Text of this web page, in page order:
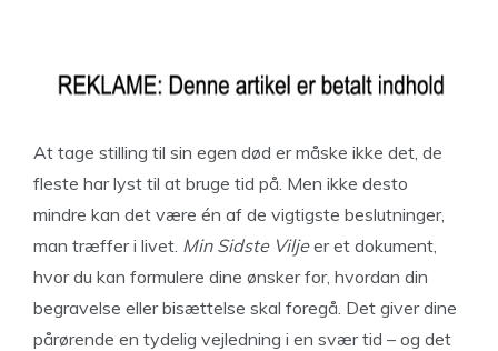
At tage stilling til sin egen død er måske ikke det, de
fleste har lyst til at bruge tid på. Men ikke desto
mindre kan det være én af de vigtigste beslutninger,
man træffer i livet. Min Sidste Viljeer et dokument,
hvor du kan formulere dine ønsker for, hvordan din
begravelse eller bisættelse skal foregå. Det giver dine
pårørende en tydelig vejledning i en svær tid – og det